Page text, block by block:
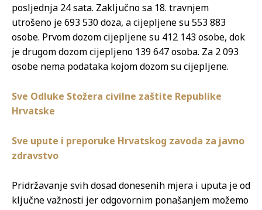
posljednja 24 sata. Zaključno sa 18. travnjem
utrošeno je 693 530 doza, a cijepljene su 553 883
osobe. Prvom dozom cijepljene su 412 143 osobe, dok
je drugom dozom cijepljeno 139 647 osoba. Za 2 093
osobe nema podataka kojom dozom su cijepljene.
Sve Odluke Stožera civilne zaštite Republike
Hrvatske
Sve upute i preporuke Hrvatskog zavoda za javno
zdravstvo
Pridržavanje svih dosad donesenih mjera i uputa je od
ključne važnosti jer odgovornim ponašanjem možemo